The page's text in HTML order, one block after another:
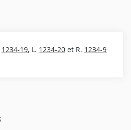
1234-19, L. 1234-20 et R. 1234-9